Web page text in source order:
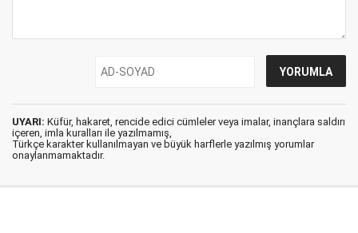
UYARI: Küfür, hakaret, rencide edici cümleler veya imalar, inançlara saldırı
içeren, imla kuralları ile yazılmamış,
Türkçe karakter kullanılmayan ve büyük harflerle yazılmış yorumlar
onaylanmamaktadır.